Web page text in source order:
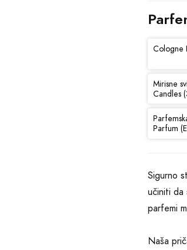
Cologne
Mirisne
Candles
Parfum
Sigurno
učiniti da
parfemi
Naša